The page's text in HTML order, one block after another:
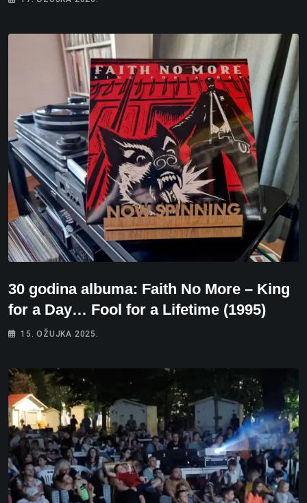
30 godina albuma: Faith No More – King
for a Day… Fool for a Lifetime (1995)
15. OŽUJKA 2025.